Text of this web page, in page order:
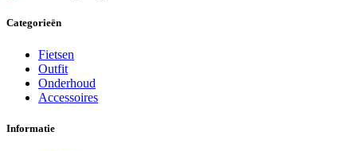
Categorieën
Fietsen
Outfit
Onderhoud
Accessoires
Informatie